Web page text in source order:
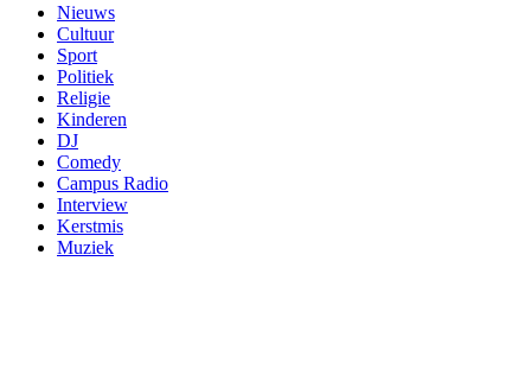
Nieuws
Cultuur
Sport
Politiek
Religie
Kinderen
DJ
Comedy
Campus Radio
Interview
Kerstmis
Muziek